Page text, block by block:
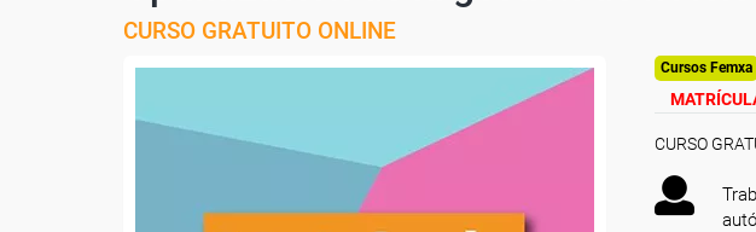
CURSO GRATUITO ONLINE
Cursos Femxa
CURSO